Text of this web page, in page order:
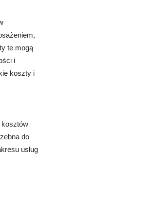
te mogą
i
koszty i
kosztów
do
usług